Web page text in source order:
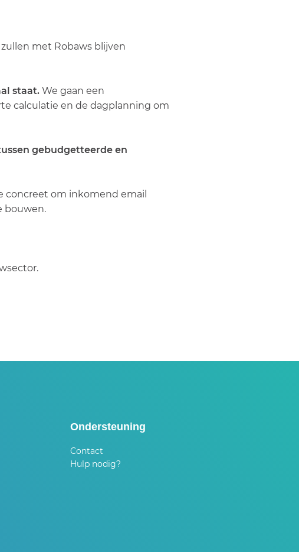
met Robaws blijven
staat. We gaan een
calculatie en de dagplanning om
gebudgetteerde en
concreet om inkomend email
bouwen.
Ondersteuning
Contact
Hulp nodig?